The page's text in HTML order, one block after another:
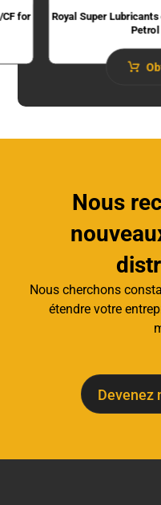
CF for
Royal Super
Petrol
Nous
Nous cherchons
étendre votre
Devenez